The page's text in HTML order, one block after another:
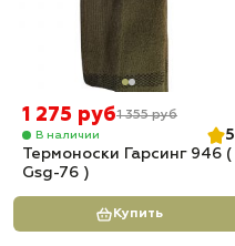
1 275 руб1 355 руб
В наличии
5
Термоноски Гарсинг 946 (
Gsg-76 )
Купить